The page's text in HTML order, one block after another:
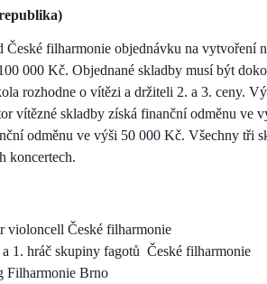
filharmonie objednávku na vytvoření
000 Kč. Objednané skladby musí být
rozhodne o vítězi a držiteli 2. a 3. ceny.
vítězné skladby získá finanční odměnu ve
odměnu ve výši 50 000 Kč. Všechny tři
koncertech.
violoncell České filharmonie
1. hráč skupiny fagotů České filharmonie
Filharmonie Brno